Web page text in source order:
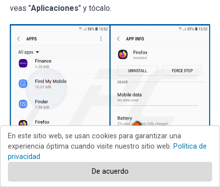
veas "Aplicaciones" y tócalo.
En este sitio web, se usan cookies para garantizar una
experiencia óptima cuando visite nuestro sitio web. Política de
privacidad
De acuerdo